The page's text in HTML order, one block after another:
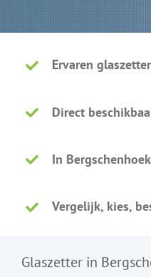
Ervaren
Direct
In
Vergelijk, kies,
Glaszetter in